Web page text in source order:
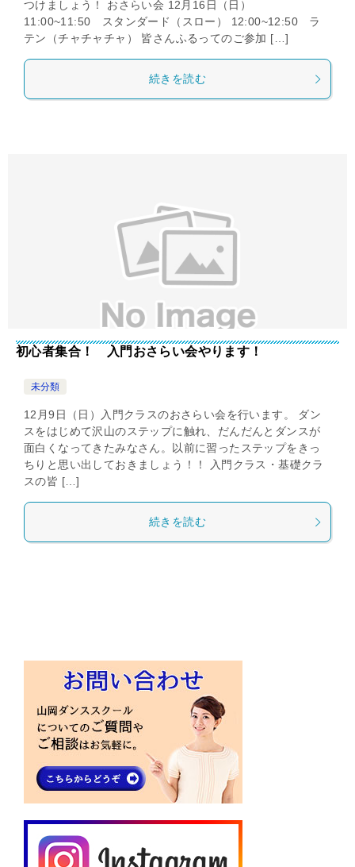
つけましょう！ おさらい会 12月16日（日）
11:00~11:50 スタンダード（スロー） 12:00~12:50 ラ
テン（チャチャチャ） 皆さんふるってのご参加 […]
続きを読む
初心者集合！ 入門おさらい会やります！
未分類
12月9日（日）入門クラスのおさらい会を行います。 ダン
スをはじめて沢山のステップに触れ、だんだんとダンスが
面白くなってきたみなさん。以前に習ったステップをきっ
ちりと思い出しておきましょう！！ 入門クラス・基礎クラ
スの皆 […]
続きを読む